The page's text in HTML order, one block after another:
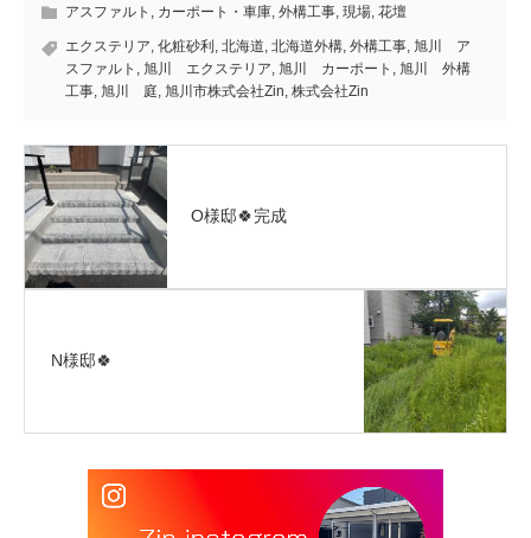
アスファルト , カーポート・車庫, 外構工事, 現場, 花壇
エクステリア, 化粧砂利 , 北海道, 北海道外構, 外構工事, 旭川 ア
スファルト , 旭川 エクステリア, 旭川 カーポート , 旭川 外構
工事, 旭川 庭, 旭川市株式会社Zin, 株式会社Zin
O様邸🍀完成
N様邸🍀